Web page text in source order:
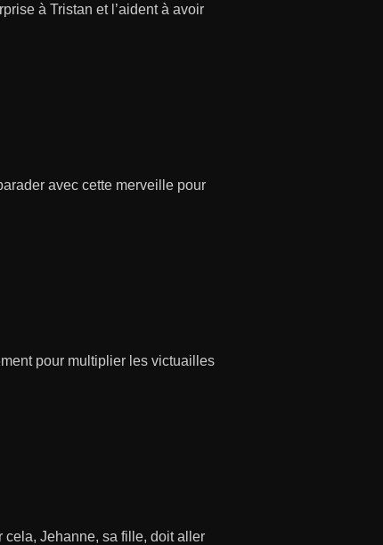
à Tristan et l’aident à avoir
avec cette merveille pour
pour multiplier les victuailles
cela, Jehanne, sa fille, doit aller